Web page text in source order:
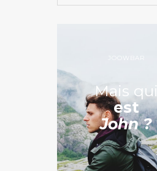
JOOWBAR
Mais qui
est
John ?